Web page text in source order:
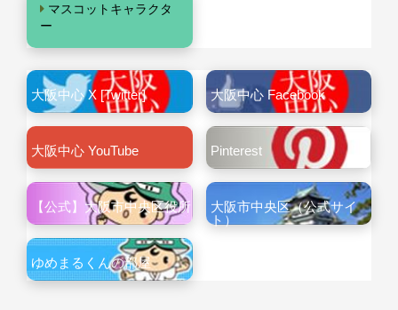
マスコットキャラクタ
ー
大阪中心 X [Twitter] 大阪中心 Facebook
大阪中心 YouTube Pinterest
【公式】大阪市中央区役所
大阪市中央区（公式サイ
ト）
ゆめまるくんの部屋